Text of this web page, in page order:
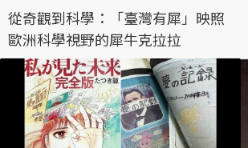
從奇觀到科學：「臺灣有犀」映照
歐洲科學視野的犀牛克拉拉